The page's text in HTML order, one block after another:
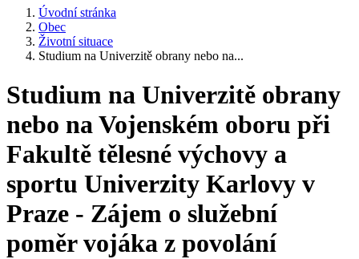
Úvodní stránka
Obec
Životní situace
Studium na Univerzitě obrany nebo na...
Studium na Univerzitě obrany
nebo na Vojenském oboru při
Fakultě tělesné výchovy a
sportu Univerzity Karlovy v
Praze - Zájem o služební
poměr vojáka z povolání